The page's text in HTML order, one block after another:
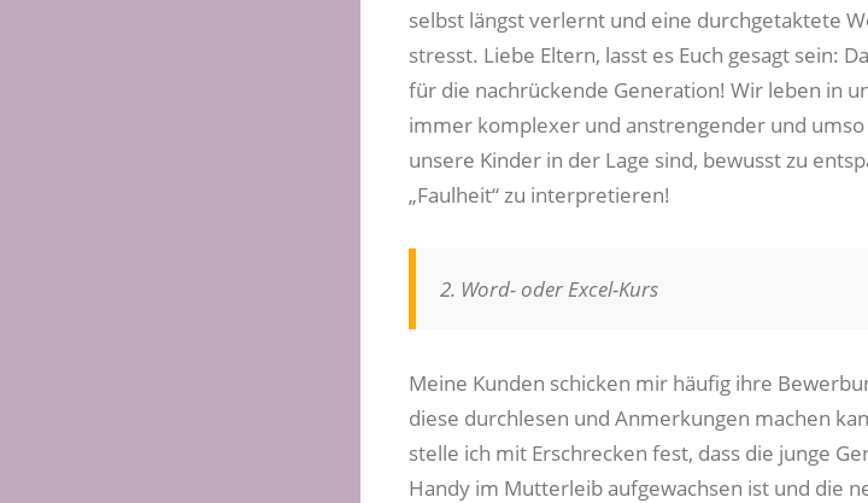
selbst längst verlernt und eine durchgetaktete
stresst. Liebe Eltern, lasst es Euch gesagt sein:
für die nachrückende Generation! Wir leben in
immer komplexer und anstrengender und umso
unsere Kinder in der Lage sind, bewusst zu
„Faulheit“ zu interpretieren!
2. Word- oder Excel-Kurs
Meine Kunden schicken mir häufig ihre
diese durchlesen und Anmerkungen machen
stelle ich mit Erschrecken fest, dass die junge
Handy im Mutterleib aufgewachsen ist und die